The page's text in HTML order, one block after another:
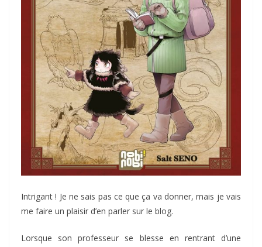
Intrigant ! Je ne sais pas ce que ça va donner, mais je vais
me faire un plaisir d’en parler sur le blog.
Lorsque son professeur se blesse en rentrant d’une